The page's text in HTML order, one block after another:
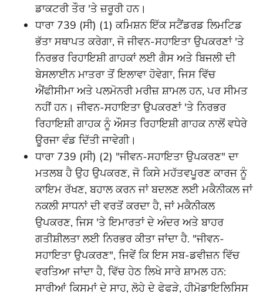
ਡਾਕਟਰੀ ਤੌਰ 'ਤੇ ਜ਼ਰੂਰੀ ਹਨ।
ਧਾਰਾ 739 (ਸੀ) (1) ਕਮਿਸ਼ਨ ਇੱਕ ਸਟੈਂਡਰਡ ਲਿਮਟਿਡ
ਭੱਤਾ ਸਥਾਪਤ ਕਰੇਗਾ, ਜੋ ਜੀਵਨ-ਸਹਾਇਤਾ ਉਪਕਰਣਾਂ 'ਤੇ
ਨਿਰਭਰ ਰਿਹਾਇਸ਼ੀ ਗਾਹਕਾਂ ਲਈ ਗੈਸ ਅਤੇ ਬਿਜਲੀ ਦੀ
ਬੇਸਲਾਈਨ ਮਾਤਰਾ ਤੋਂ ਇਲਾਵਾ ਹੋਵੇਗਾ, ਜਿਸ ਵਿੱਚ
ਐਂਫੀਸੀਮਾ ਅਤੇ ਪਲਮੋਨਰੀ ਮਰੀਜ਼ ਸ਼ਾਮਲ ਹਨ, ਪਰ ਸੀਮਤ
ਨਹੀਂ ਹਨ। ਜੀਵਨ-ਸਹਾਇਤਾ ਉਪਕਰਣਾਂ 'ਤੇ ਨਿਰਭਰ
ਰਿਹਾਇਸ਼ੀ ਗਾਹਕ ਨੂੰ ਔਸਤ ਰਿਹਾਇਸ਼ੀ ਗਾਹਕ ਨਾਲੋਂ ਵਧੇਰੇ
ਊਰਜਾ ਵੰਡ ਦਿੱਤੀ ਜਾਵੇਗੀ।
ਧਾਰਾ 739 (ਸੀ) (2) "ਜੀਵਨ-ਸਹਾਇਤਾ ਉਪਕਰਣ" ਦਾ
ਮਤਲਬ ਹੈ ਉਹ ਉਪਕਰਣ, ਜੋ ਕਿਸੇ ਮਹੱਤਵਪੂਰਣ ਕਾਰਜ ਨੂੰ
ਕਾਇਮ ਰੱਖਣ, ਬਹਾਲ ਕਰਨ ਜਾਂ ਬਦਲਣ ਲਈ ਮਕੈਨੀਕਲ ਜਾਂ
ਨਕਲੀ ਸਾਧਨਾਂ ਦੀ ਵਰਤੋਂ ਕਰਦਾ ਹੈ, ਜਾਂ ਮਕੈਨੀਕਲ
ਉਪਕਰਣ, ਜਿਸ 'ਤੇ ਇਮਾਰਤਾਂ ਦੇ ਅੰਦਰ ਅਤੇ ਬਾਹਰ
ਗਤੀਸ਼ੀਲਤਾ ਲਈ ਨਿਰਭਰ ਕੀਤਾ ਜਾਂਦਾ ਹੈ. "ਜੀਵਨ-
ਸਹਾਇਤਾ ਉਪਕਰਣ", ਜਿਵੇਂ ਕਿ ਇਸ ਸਬ-ਡਵੀਜ਼ਨ ਵਿੱਚ
ਵਰਤਿਆ ਜਾਂਦਾ ਹੈ, ਵਿੱਚ ਹੇਠ ਲਿਖੇ ਸਾਰੇ ਸ਼ਾਮਲ ਹਨ:
ਸਾਰੀਆਂ ਕਿਸਮਾਂ ਦੇ ਸਾਹ, ਲੋਹੇ ਦੇ ਫੇਫੜੇ, ਹੀਮੋਡਾਇਲਿਸਿਸ